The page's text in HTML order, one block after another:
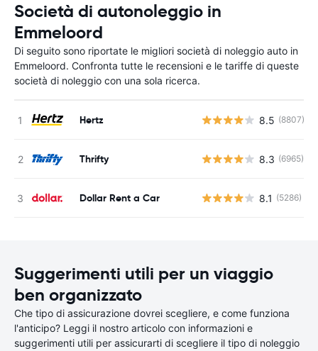
Società di autonoleggio in
Emmeloord
Di seguito sono riportate le migliori società di noleggio auto in
Emmeloord. Confronta tutte le recensioni e le tariffe di queste
società di noleggio con una sola ricerca.
Hertz 8.5 (8807)
Thrifty 8.3 (6965)
Dollar Rent a Car 8.1 (5286)
Suggerimenti utili per un viaggio
ben organizzato
Che tipo di assicurazione dovrei scegliere, e come funziona
l'anticipo? Leggi il nostro articolo con informazioni e
suggerimenti utili per assicurarti di scegliere il tipo di noleggio